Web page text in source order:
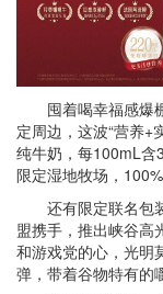
囤着喝幸福感爆
定周边，这波“营养+
纯牛奶，每100mL含
限定湿地牧场，
还有限定联名包
盟携手，推出峡谷高
和游戏党的心，光明
弹，带着谷物特有的